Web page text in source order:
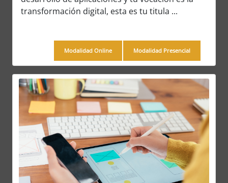
transformación digital, esta es tu titula ...
Modalidad Online Modalidad Presencial